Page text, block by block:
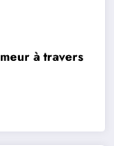
à travers